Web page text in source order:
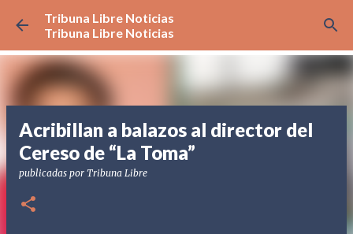
Ir al contenido principal
Tribuna Libre Noticias
Tribuna Libre Noticias
Acribillan a balazos al director del
Cereso de “La Toma”
publicadas por Tribuna Libre